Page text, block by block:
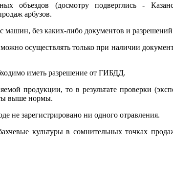
объездов (досмотру подверглись -
арбузов.
машин, без каких-либо документов и
осуществлять только при наличии
иметь разрешение от ГИБДД.
продукции, то в результате проверки
выше нормы.
не зарегистрировано ни одного отравления.
культуры в сомнительных точках